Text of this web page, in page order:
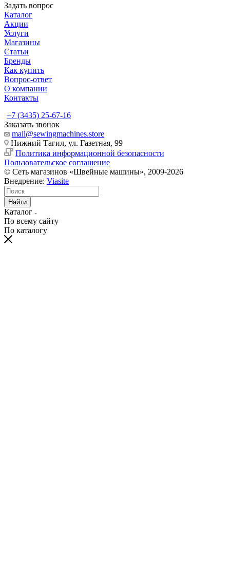
Задать вопрос
Каталог
Акции
Услуги
Магазины
Статьи
Бренды
Как купить
Вопрос-ответ
О компании
Контакты
+7 (3435) 25-67-16
Заказать звонок
mail@sewingmachines.store
Нижний Тагил, ул. Газетная, 99
Политика информационной безопасности
Пользовательское соглашение
© Сеть магазинов «Швейные машины», 2009-2026
Внедрение: Viasite
Найти
Каталог
По всему сайту
По каталогу